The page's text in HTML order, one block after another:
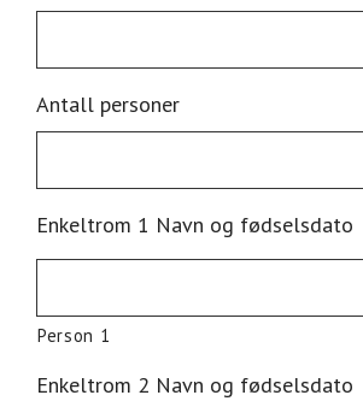
Antall personer
Enkeltrom 1 Navn og fødselsdato
Person 1
Enkeltrom 2 Navn og fødselsdato